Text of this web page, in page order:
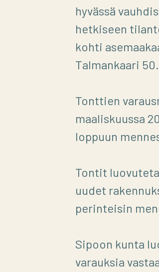
hyvässä
hetkiseen
kohti
Talmankaari 50.
Tonttien
maaliskuussa
loppuun
Tontit
uudet
perinteisin
Sipoon kunta
varauksia